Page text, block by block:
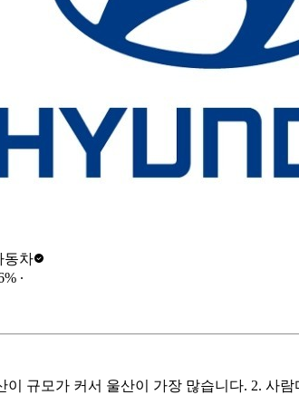
동차
% ∙
이 규모가 커서 울산이 가장 많습니다. 2. 사